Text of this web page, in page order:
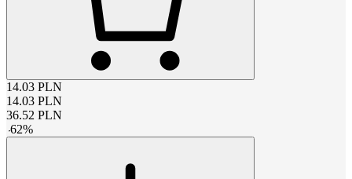
14.03 PLN
14.03 PLN
36.52 PLN
-62%